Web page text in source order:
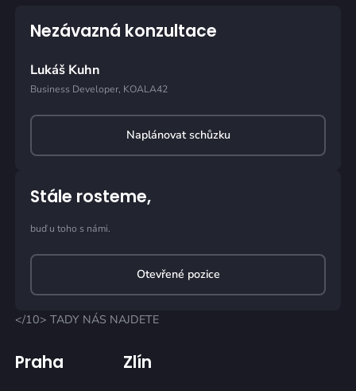
</10> TADY NÁS NAJDETE
Praha Zlín
Nezávazná konzultace
Lukáš Kuhn
Business Developer, KOALA42
Naplánovat schůzku
Stále rosteme,
buď u toho s námi.
Otevřené pozice